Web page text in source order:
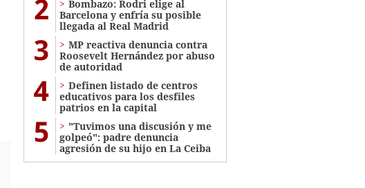
2
Bombazo: Rodri elige al
Barcelona y enfría su posible
llegada al Real Madrid
3
MP reactiva denuncia contra
Roosevelt Hernández por abuso
de autoridad
4
Definen listado de centros
educativos para los desfiles
patrios en la capital
5
"Tuvimos una discusión y me
golpeó": padre denuncia
agresión de su hijo en La Ceiba